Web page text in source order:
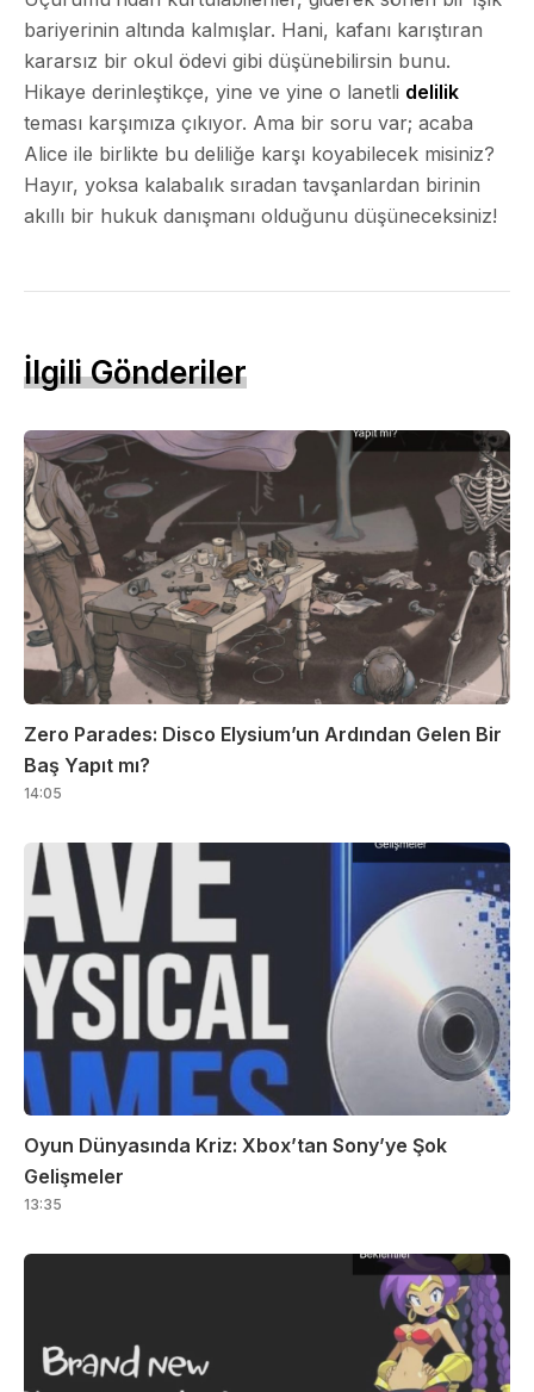
bariyerinin altında kalmışlar. Hani, kafanı karıştıran
kararsız bir okul ödevi gibi düşünebilirsin bunu.
Hikaye derinleştikçe, yine ve yine o lanetli delilik
teması karşımıza çıkıyor. Ama bir soru var; acaba
Alice ile birlikte bu deliliğe karşı koyabilecek misiniz?
Hayır, yoksa kalabalık sıradan tavşanlardan birinin
akıllı bir hukuk danışmanı olduğunu düşüneceksiniz!
İlgili Gönderiler
Zero Parades: Disco Elysium’un Ardından Gelen Bir
Baş Yapıt mı?
14:05
Oyun Dünyasında Kriz: Xbox’tan Sony’ye Şok
Gelişmeler
13:35